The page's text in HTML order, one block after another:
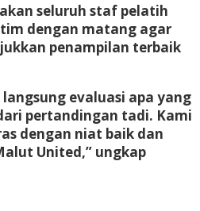
seluruh staf pelatih
dengan matang agar
penampilan terbaik
evaluasi apa yang
pertandingan tadi. Kami
dengan niat baik dan
United,” ungkap